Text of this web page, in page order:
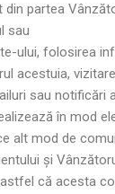
din partea
sau
ului, folosirea
acestuia,
sau notificări
în mod
alt mod de
și
că acesta